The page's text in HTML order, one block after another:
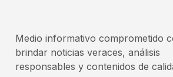
Medio informativo comprometido
brindar noticias veraces, análisis
responsables y contenidos de